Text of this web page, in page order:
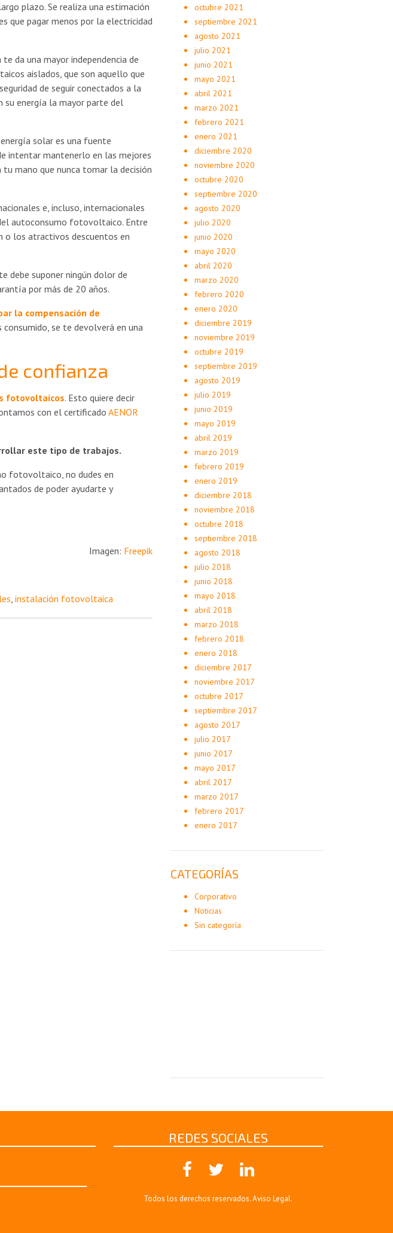
plazo. Se realiza una estimación
que pagar menos por la electricidad
da una mayor independencia de
aislados, que son aquello que
de seguir conectados a la
su energía la mayor parte del
solar es una fuente
intentar mantenerlo en las mejores
mano que nunca tomar la decisión
e, incluso, internacionales
autoconsumo fotovoltaico. Entre
o los atractivos descuentos en
debe suponer ningún dolor de
por más de 20 años.
la compensación de
se te devolverá en una
confianza
fotovoltaicos. Esto quiere decir
con el certificado AENOR
este tipo de trabajos.
fotovoltaico, no dudes en
de poder ayudarte y
Imagen: Freepik
instalación fotovoltaica
octubre 2021
septiembre 2021
agosto 2021
julio 2021
junio 2021
mayo 2021
abril 2021
marzo 2021
febrero 2021
enero 2021
diciembre 2020
noviembre 2020
octubre 2020
septiembre 2020
agosto 2020
julio 2020
junio 2020
mayo 2020
abril 2020
marzo 2020
febrero 2020
enero 2020
diciembre 2019
noviembre 2019
octubre 2019
septiembre 2019
agosto 2019
julio 2019
junio 2019
mayo 2019
abril 2019
marzo 2019
febrero 2019
enero 2019
diciembre 2018
noviembre 2018
octubre 2018
septiembre 2018
agosto 2018
julio 2018
junio 2018
mayo 2018
abril 2018
marzo 2018
febrero 2018
enero 2018
diciembre 2017
noviembre 2017
octubre 2017
septiembre 2017
agosto 2017
julio 2017
junio 2017
mayo 2017
abril 2017
marzo 2017
febrero 2017
enero 2017
CATEGORÍAS
Corporativo
Noticias
Sin categoría
REDES SOCIALES
Todos los derechos reservados.Aviso Legal.